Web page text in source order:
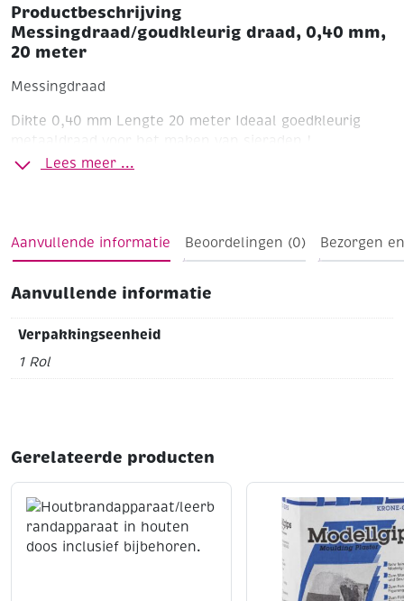
Productbeschrijving
Messingdraad/goudkleurig draad, 0,40 mm,
20 meter
Messingdraad
Dikte 0,40 mm Lengte 20 meter Ideaal goedkleurig
Lees meer ...
Aanvullende informatie Beoordelingen (0) Bezorgen
Aanvullende informatie
Verpakkingseenheid
1 Rol
Gerelateerde producten